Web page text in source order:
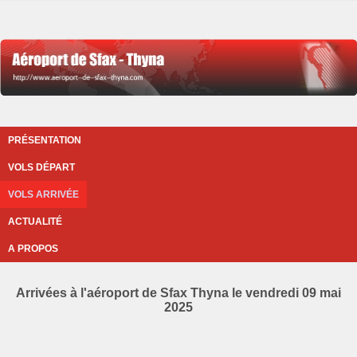
PRÉSENTATION
VOLS DÉPART
VOLS ARRIVÉE
ACTUALITÉ
A PROPOS
Arrivées à l'aéroport de Sfax Thyna le vendredi 09 mai
2025